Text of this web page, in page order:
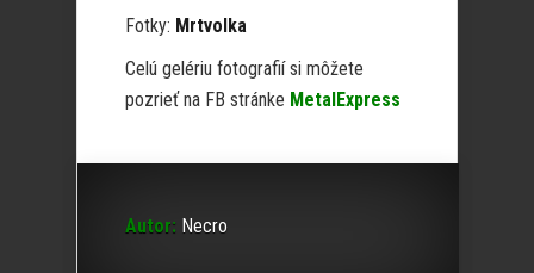
Fotky: Mrtvolka
Celú gelériu fotografií si môžete
pozrieť na FB stránke MetalExpress
Autor: Necro